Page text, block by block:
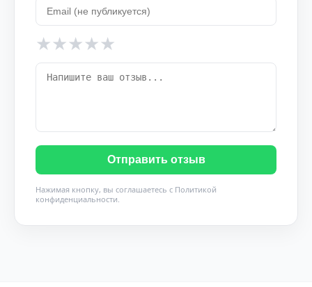
★
★
★
★
★
Отправить отзыв
Нажимая кнопку, вы соглашаетесь с Политикой
конфиденциальности